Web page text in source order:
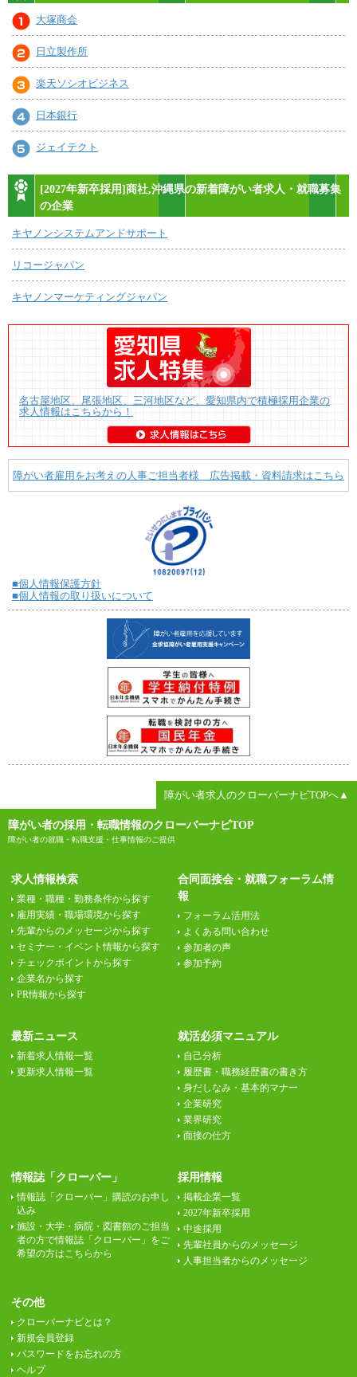
大塚商会
日立製作所
楽天ソシオビジネス
日本銀行
ジェイテクト
[2027年新卒採用]商社,沖縄県の新着障がい者求人・就職募集
の企業
キヤノンシステムアンドサポート
リコージャパン
キヤノンマーケティングジャパン
名古屋地区、尾張地区、三河地区など、愛知県内で積極採用企業の
求人情報はこちらから！
障がい者雇用をお考えの人事ご担当者様 広告掲載・資料請求はこちら
■個人情報保護方針
■個人情報の取り扱いについて
障がい者求人のクローバーナビTOPへ▲
障がい者の採用・転職情報のクローバーナビTOP
障がい者の就職・転職支援・仕事情報のご提供
求人情報検索
業種・職種・勤務条件から探す
雇用実績・職場環境から探す
先輩からのメッセージから探す
セミナー・イベント情報から探す
チェックポイントから探す
企業名から探す
PR情報から探す
合同面接会・就職フォーラム情
報
フォーラム活用法
よくある問い合わせ
参加者の声
参加予約
最新ニュース
新着求人情報一覧
更新求人情報一覧
就活必須マニュアル
自己分析
履歴書・職務経歴書の書き方
身だしなみ・基本的マナー
企業研究
業界研究
面接の仕方
情報誌「クローバー」
情報誌「クローバー」購読のお申し
込み
施設・大学・病院・図書館のご担当
者の方で情報誌「クローバー」をご
希望の方はこちらから
採用情報
掲載企業一覧
2027年新卒採用
中途採用
先輩社員からのメッセージ
人事担当者からのメッセージ
その他
クローバーナビとは？
新規会員登録
パスワードをお忘れの方
ヘルプ